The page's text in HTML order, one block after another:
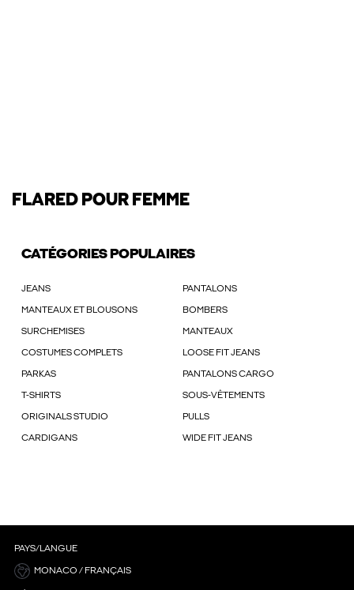
FLARED POUR FEMME
CATÉGORIES POPULAIRES
JEANS PANTALONS
MANTEAUX ET BLOUSONS BOMBERS
SURCHEMISES MANTEAUX
COSTUMES COMPLETS LOOSE FIT JEANS
PARKAS PANTALONS CARGO
T-SHIRTS SOUS-VÊTEMENTS
ORIGINALS STUDIO PULLS
CARDIGANS WIDE FIT JEANS
PAYS/LANGUE
MONACO / FRANÇAIS